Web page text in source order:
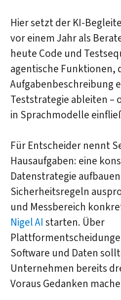
Hier setzt der KI-
vor einem Jahr als
heute Code und
agentische Funktionen,
Aufgabenbeschreibung
Teststrategie ableiten –
in Sprachmodelle
Für Entscheider nennt
Hausaufgaben: eine
Datenstrategie
Sicherheitsregeln
und Messbereich
Nigel AI starten. Über
Software und Daten
Unternehmen bereits
Voraus Gedanken